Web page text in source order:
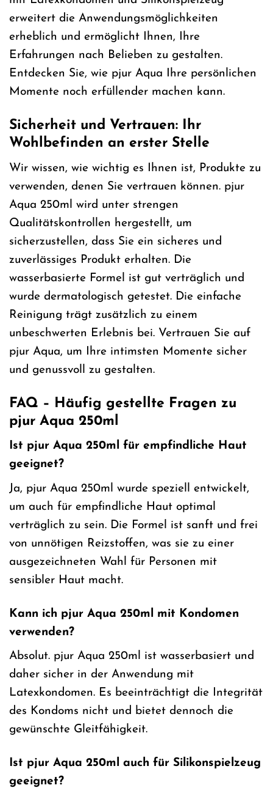
erweitert die Anwendungsmöglichkeiten
erheblich und ermöglicht Ihnen, Ihre
Erfahrungen nach Belieben zu gestalten.
Entdecken Sie, wie pjur Aqua Ihre persönlichen
Momente noch erfüllender machen kann.
Sicherheit und Vertrauen: Ihr
Wohlbefinden an erster Stelle
Wir wissen, wie wichtig es Ihnen ist, Produkte zu
verwenden, denen Sie vertrauen können. pjur
Aqua 250ml wird unter strengen
Qualitätskontrollen hergestellt, um
sicherzustellen, dass Sie ein sicheres und
zuverlässiges Produkt erhalten. Die
wasserbasierte Formel ist gut verträglich und
wurde dermatologisch getestet. Die einfache
Reinigung trägt zusätzlich zu einem
unbeschwerten Erlebnis bei. Vertrauen Sie auf
pjur Aqua, um Ihre intimsten Momente sicher
und genussvoll zu gestalten.
FAQ – Häufig gestellte Fragen zu
pjur Aqua 250ml
Ist pjur Aqua 250ml für empfindliche Haut
geeignet?
Ja, pjur Aqua 250ml wurde speziell entwickelt,
um auch für empfindliche Haut optimal
verträglich zu sein. Die Formel ist sanft und frei
von unnötigen Reizstoffen, was sie zu einer
ausgezeichneten Wahl für Personen mit
sensibler Haut macht.
Kann ich pjur Aqua 250ml mit Kondomen
verwenden?
Absolut. pjur Aqua 250ml ist wasserbasiert und
daher sicher in der Anwendung mit
Latexkondomen. Es beeinträchtigt die Integrität
des Kondoms nicht und bietet dennoch die
gewünschte Gleitfähigkeit.
Ist pjur Aqua 250ml auch für Silikonspielzeug
geeignet?